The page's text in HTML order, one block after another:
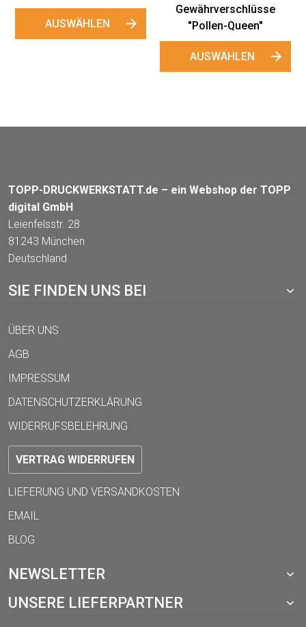
AUSWÄHLEN
Gewährverschlüsse
"Pollen-Queen"
AUSWÄHLEN
TOPP-DRUCKWERKSTATT.de – ein Webshop der TOPP
digital GmbH
Leienfelsstr. 28
81243 München
Deutschland
SIE FINDEN UNS BEI
ÜBER UNS
AGB
IMPRESSUM
DATENSCHUTZERKLÄRUNG
WIDERRUFSBELEHRUNG
VERTRAG WIDERRUFEN
LIEFERUNG UND VERSANDKOSTEN
EMAIL
BLOG
NEWSLETTER
UNSERE LIEFERPARTNER